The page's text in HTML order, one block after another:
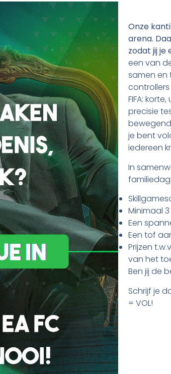
Onze
arena.
zodat jij
een van
samen en
FIFA:
precisie
je bent
iedereen
In
familiedag
Minimaal
Een
Een tof
Prijzen
van het
Ben jij de
Schrijf je
= VOL!